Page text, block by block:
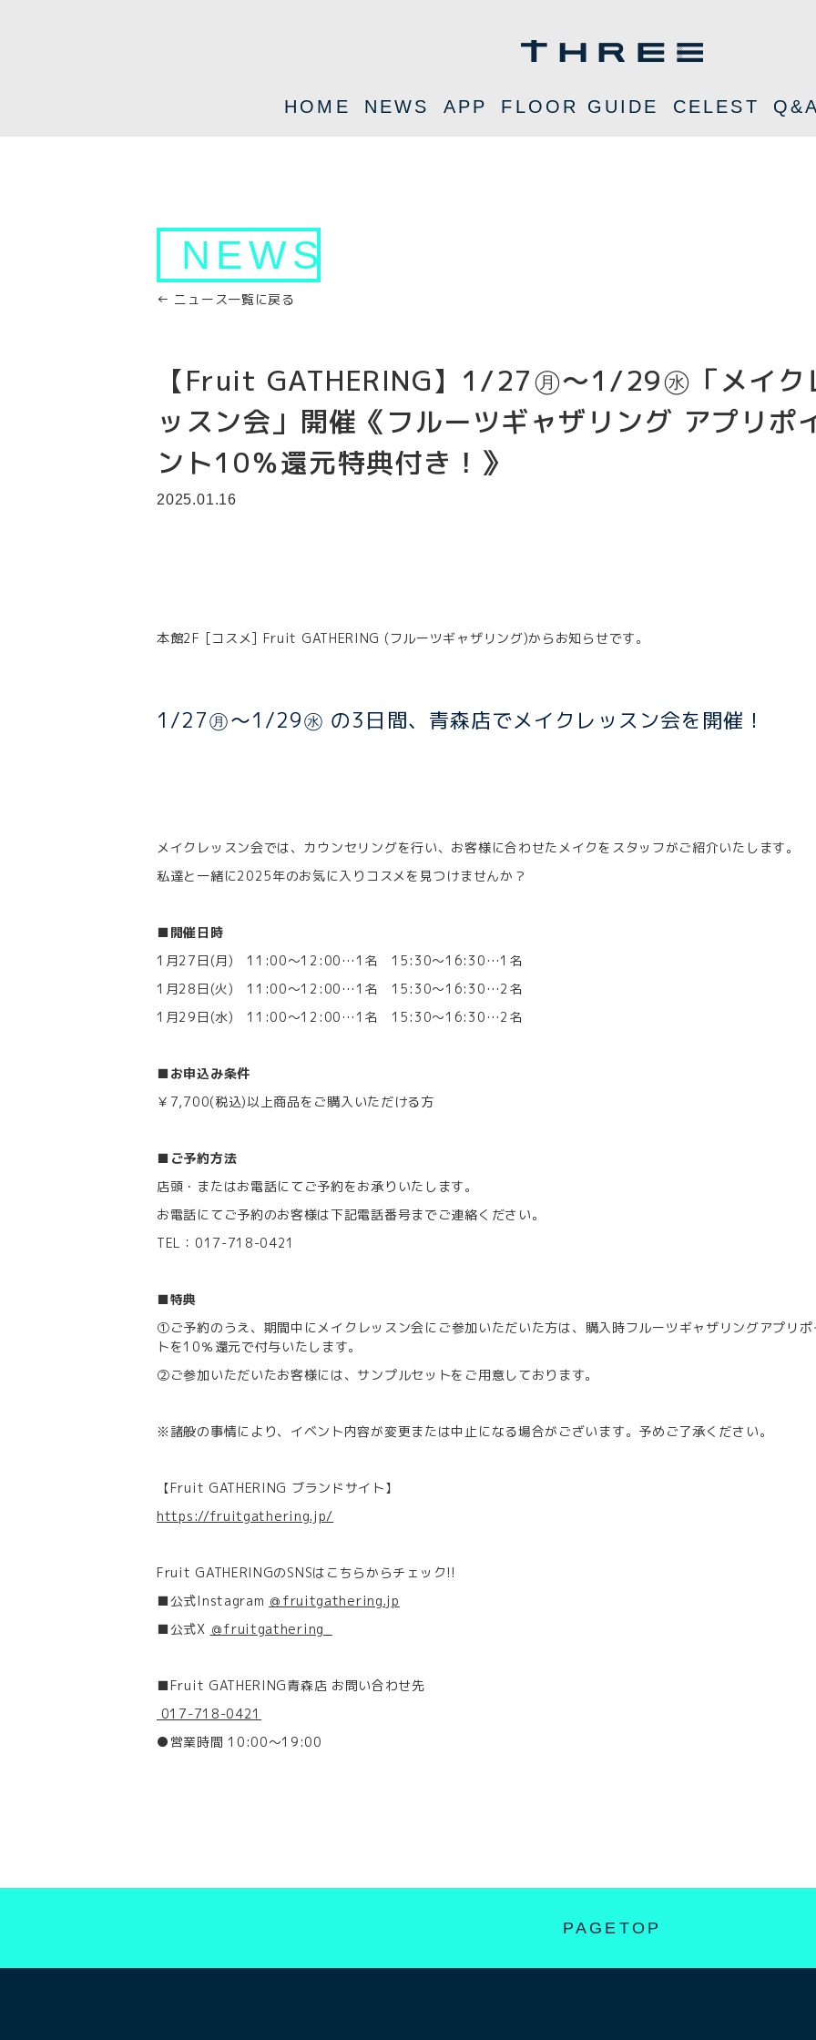
HOME NEWS APP FLOOR GUIDE CELEST
NEWS
← ニュース一覧に戻る
【Fruit GATHERING】1/27㊊～1/29㊌「メイク
ッスン会」開催《フルーツギャザリング アプリポ
ント10％還元特典付き！》
2025.01.16
本館2F [コスメ] Fruit GATHERING (フルーツギャザリング)からお知らせです。
1/27㊊～1/29㊌ の3日間、青森店でメイクレッスン会を開催！
メイクレッスン会では、カウンセリングを行い、お客様に合わせたメイクをスタッフがご紹介いたします。
私達と一緒に2025年のお気に入りコスメを見つけませんか？
■開催日時
1月27日(月) 11:00～12:00…1名 15:30～16:30…1名
1月28日(火) 11:00～12:00…1名 15:30～16:30…2名
1月29日(水) 11:00～12:00…1名 15:30～16:30…2名
■お申込み条件
￥7,700(税込)以上商品をご購入いただける方
■ご予約方法
店頭・またはお電話にてご予約をお承りいたします。
お電話にてご予約のお客様は下記電話番号までご連絡ください。
TEL：017-718-0421
■特典
①ご予約のうえ、期間中にメイクレッスン会にご参加いただいた方は、購入時フルーツギャザリングアプリポ
トを10％還元で付与いたします。
②ご参加いただいたお客様には、サンプルセットをご用意しております。
※諸般の事情により、イベント内容が変更または中止になる場合がございます。予めご了承ください。
【Fruit GATHERING ブランドサイト】
https://fruitgathering.jp/
Fruit GATHERINGのSNSはこちらからチェック!!
■公式Instagram ＠fruitgathering.jp
■公式X ＠fruitgathering_
■Fruit GATHERING青森店 お問い合わせ先
017-718-0421
●営業時間 10:00～19:00
PAGETOP